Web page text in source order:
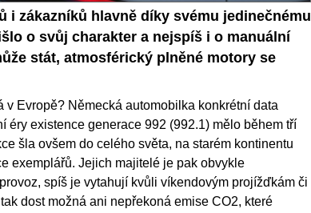
i zákazníků hlavně díky svému jedinečnému
o svůj charakter a nejspíš i o manuální
stát, atmosférický plněné motory se
v Evropě? Německá automobilka konkrétní data
éry existence generace 992 (992.1) mělo během tří
šla ovšem do celého světa, na starém kontinentu
exemplářů. Jejich majitelé je pak obvykle
spíš je vytahují kvůli víkendovým projížďkám či
dost možná ani nepřekoná emise CO2, které